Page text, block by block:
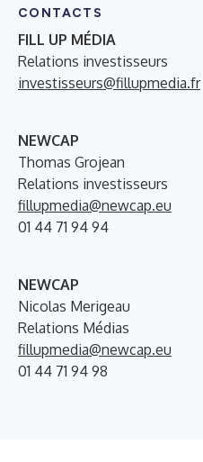
CONTACTS
FILL UP MÉDIA
Relations investisseurs
investisseurs@fillupmedia.fr
NEWCAP
Thomas Grojean
Relations investisseurs
fillupmedia@newcap.eu
01 44 71 94 94
NEWCAP
Nicolas Merigeau
Relations Médias
fillupmedia@newcap.eu
01 44 71 94 98